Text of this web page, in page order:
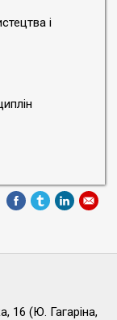
і
16 (Ю. Гагаріна,